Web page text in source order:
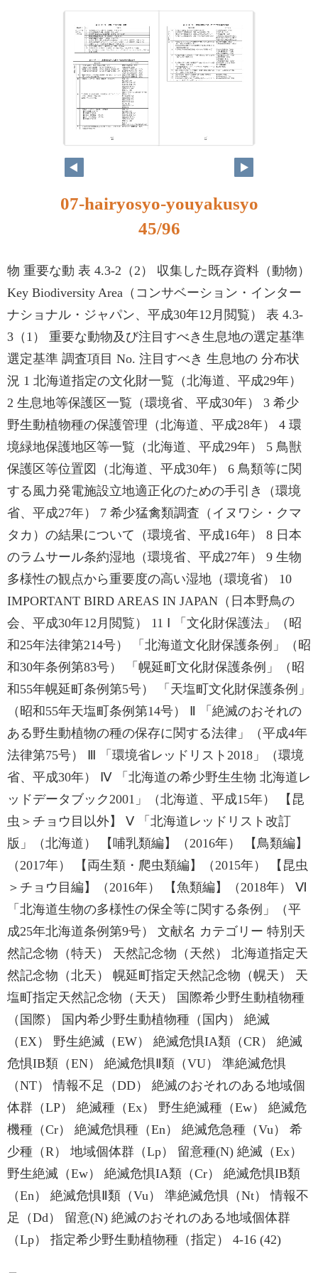
07-hairyosyo-youyakusyo
45/96
物 重要な動 表 4.3-2（2） 収集した既存資料（動物）
Key Biodiversity Area（コンサベーション・インター
ナショナル・ジャパン、平成30年12月閲覧） 表 4.3-
3（1） 重要な動物及び注目すべき生息地の選定基準
選定基準 調査項目 No. 注目すべき 生息地の 分布状
況 1 北海道指定の文化財一覧（北海道、平成29年）
2 生息地等保護区一覧（環境省、平成30年） 3 希少
野生動植物種の保護管理（北海道、平成28年） 4 環
境緑地保護地区等一覧（北海道、平成29年） 5 鳥獣
保護区等位置図（北海道、平成30年） 6 鳥類等に関
する風力発電施設立地適正化のための手引き（環境
省、平成27年） 7 希少猛禽類調査（イヌワシ・クマ
タカ）の結果について（環境省、平成16年） 8 日本
のラムサール条約湿地（環境省、平成27年） 9 生物
多様性の観点から重要度の高い湿地（環境省） 10
IMPORTANT BIRD AREAS IN JAPAN（日本野鳥の
会、平成30年12月閲覧） 11 Ⅰ 「文化財保護法」（昭
和25年法律第214号） 「北海道文化財保護条例」（昭
和30年条例第83号） 「幌延町文化財保護条例」（昭
和55年幌延町条例第5号） 「天塩町文化財保護条例」
（昭和55年天塩町条例第14号） Ⅱ 「絶滅のおそれの
ある野生動植物の種の保存に関する法律」（平成4年
法律第75号） Ⅲ 「環境省レッドリスト2018」（環境
省、平成30年） Ⅳ 「北海道の希少野生生物 北海道レ
ッドデータブック2001」（北海道、平成15年） 【昆
虫＞チョウ目以外】 Ⅴ 「北海道レッドリスト改訂
版」（北海道） 【哺乳類編】（2016年） 【鳥類編】
（2017年） 【両生類・爬虫類編】（2015年） 【昆虫
＞チョウ目編】（2016年） 【魚類編】（2018年） Ⅵ
「北海道生物の多様性の保全等に関する条例」（平
成25年北海道条例第9号） 文献名 カテゴリー 特別天
然記念物（特天） 天然記念物（天然） 北海道指定天
然記念物（北天） 幌延町指定天然記念物（幌天） 天
塩町指定天然記念物（天天） 国際希少野生動植物種
（国際） 国内希少野生動植物種（国内） 絶滅
（EX） 野生絶滅（EW） 絶滅危惧IA類（CR） 絶滅
危惧IB類（EN） 絶滅危惧Ⅱ類（VU） 準絶滅危惧
（NT） 情報不足（DD） 絶滅のおそれのある地域個
体群（LP） 絶滅種（Ex） 野生絶滅種（Ew） 絶滅危
機種（Cr） 絶滅危惧種（En） 絶滅危急種（Vu） 希
少種（R） 地域個体群（Lp） 留意種(N) 絶滅（Ex）
野生絶滅（Ew） 絶滅危惧IA類（Cr） 絶滅危惧IB類
（En） 絶滅危惧Ⅱ類（Vu） 準絶滅危惧（Nt） 情報不
足（Dd） 留意(N) 絶滅のおそれのある地域個体群
（Lp） 指定希少野生動植物種（指定） 4-16 (42)